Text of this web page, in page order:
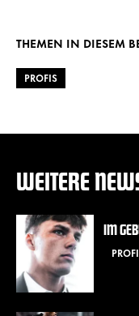
THEMEN IN DIESEM
PROFIS
WEITERE
IM